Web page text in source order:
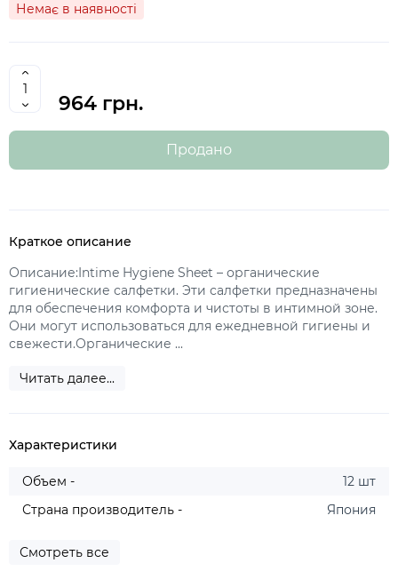
Немає в наявності
964 грн.
Продано
Краткое описание
Описание:Intime Hygiene Sheet – органические
гигиенические салфетки. Эти салфетки предназначены
для обеспечения комфорта и чистоты в интимной зоне.
Они могут использоваться для ежедневной гигиены и
свежести.Органические ...
Читать далее...
Характеристики
Объем -
12 шт
Страна производитель -
Япония
Смотреть все